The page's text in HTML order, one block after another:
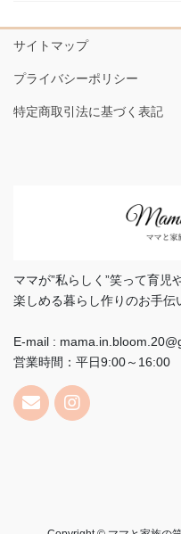
サイトマップ
プライバシーポリシー
特定商取引法に基づく表記
ママが”私らしく”笑って育児
楽しめる暮らし作りのお手伝
E-mail :
営業時間：平日9:00～16:00